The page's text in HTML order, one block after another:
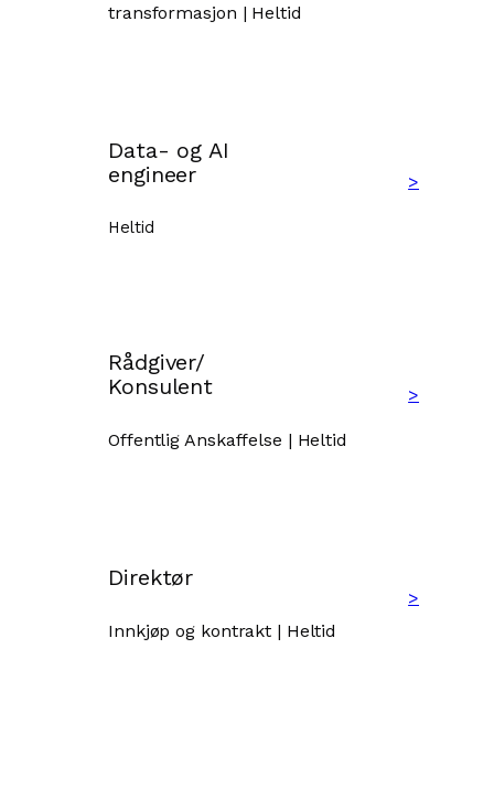
transformasjon | Heltid
Data- og AI
engineer
Heltid
>
Rådgiver/
Konsulent
Offentlig Anskaffelse | Heltid
>
Direktør
Innkjøp og kontrakt | Heltid
>